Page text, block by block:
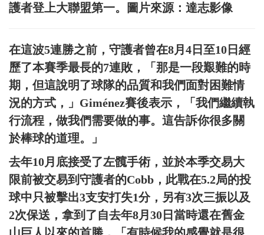
護者登上大聯盟第一。圖片來源：達志影像
在這波5連勝之前，守護者曾在8月4日至10日經
歷了本賽季最長的7連敗，「那是一段艱難的時
期，但這說明了球隊的品質和我們面對困難情
況的方式，」Giménez賽後表示，「我們繼續執
行流程，做我們需要做的事。這告訴你很多關
於棒球的道理。」
去年10月底接受了左髖手術，並於本季交易大
限前被交易到守護者的Cobb，此戰在5.2局的投
球中只被擊出3支安打失1分，另有3次三振以及
2次保送，拿到了自去年8月30日當時還在舊金